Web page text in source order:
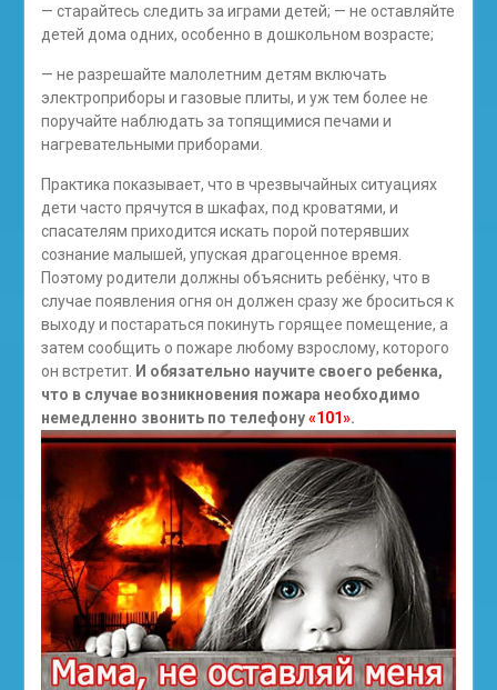
— старайтесь следить за играми детей; — не оставляйте
детей дома одних, особенно в дошкольном возрасте;
— не разрешайте малолетним детям включать
электроприборы и газовые плиты, и уж тем более не
поручайте наблюдать за топящимися печами и
нагревательными приборами.
Практика показывает, что в чрезвычайных ситуациях
дети часто прячутся в шкафах, под кроватями, и
спасателям приходится искать порой потерявших
сознание малышей, упуская драгоценное время.
Поэтому родители должны объяснить ребёнку, что в
случае появления огня он должен сразу же броситься к
выходу и постараться покинуть горящее помещение, а
затем сообщить о пожаре любому взрослому, которого
он встретит. И обязательно научите своего ребенка,
что в случае возникновения пожара необходимо
немедленно звонить по телефону«101».